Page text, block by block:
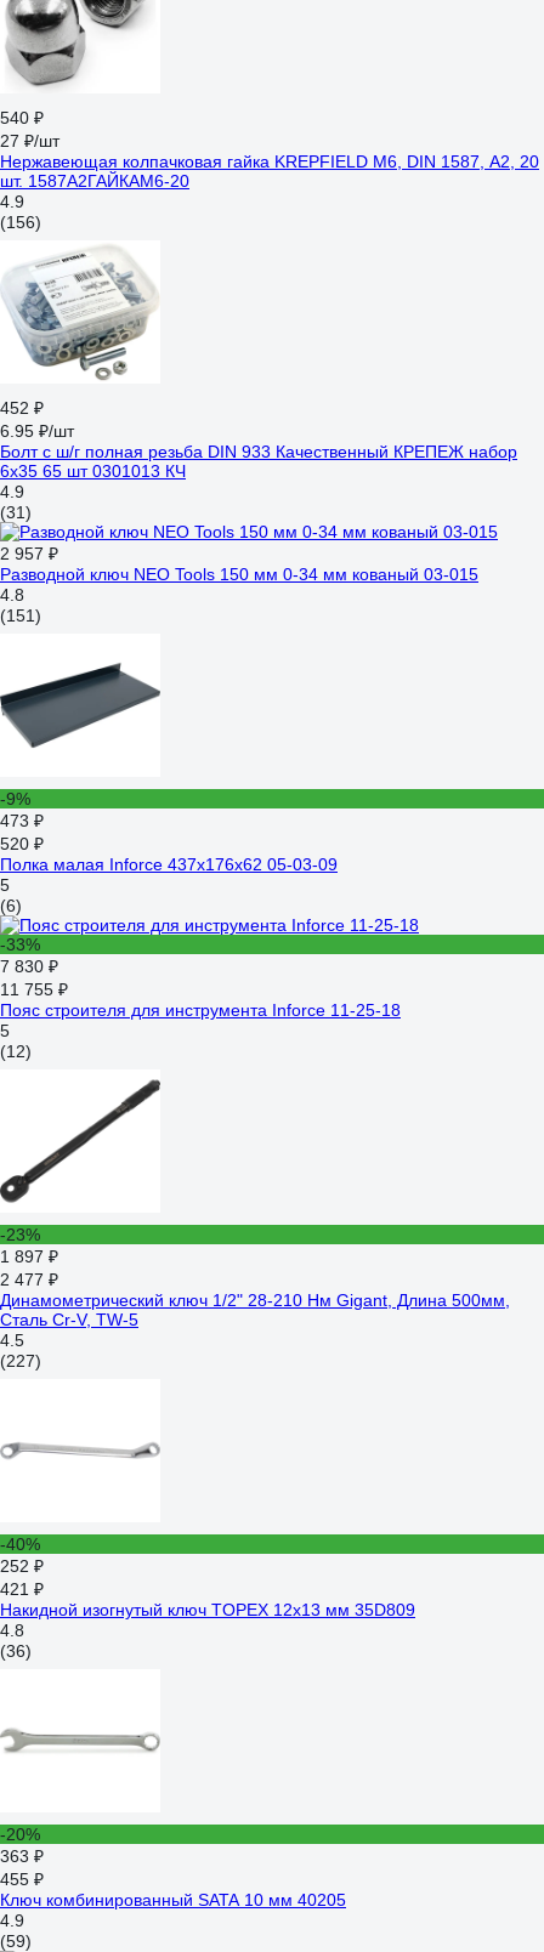
540 ₽
27 ₽/шт
Нержавеющая колпачковая гайка KREPFIELD М6, DIN 1587, А2, 20
шт. 1587A2ГАЙКАМ6-20
4.9
(156)
452 ₽
6.95 ₽/шт
Болт с ш/г полная резьба DIN 933 Качественный КРЕПЕЖ набор
6х35 65 шт 0301013 КЧ
4.9
(31)
2 957 ₽
Разводной ключ NEO Tools 150 мм 0-34 мм кованый 03-015
4.8
(151)
-9%
473 ₽
520 ₽
Полка малая Inforce 437х176х62 05-03-09
5
(6)
-33%
7 830 ₽
11 755 ₽
Пояс строителя для инструмента Inforce 11-25-18
5
(12)
-23%
1 897 ₽
2 477 ₽
Динамометрический ключ 1/2" 28-210 Нм Gigant, Длина 500мм,
Сталь Cr-V, TW-5
4.5
(227)
-40%
252 ₽
421 ₽
Накидной изогнутый ключ TOPEX 12x13 мм 35D809
4.8
(36)
-20%
363 ₽
455 ₽
Ключ комбинированный SATA 10 мм 40205
4.9
(59)